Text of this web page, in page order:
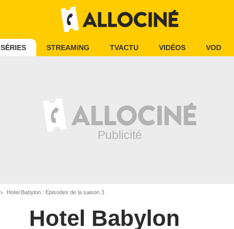
SÉRIES STREAMING TVACTU VIDÉOS VOD
Hotel Babylon : Episodes de la saison 3
Hotel Babylon